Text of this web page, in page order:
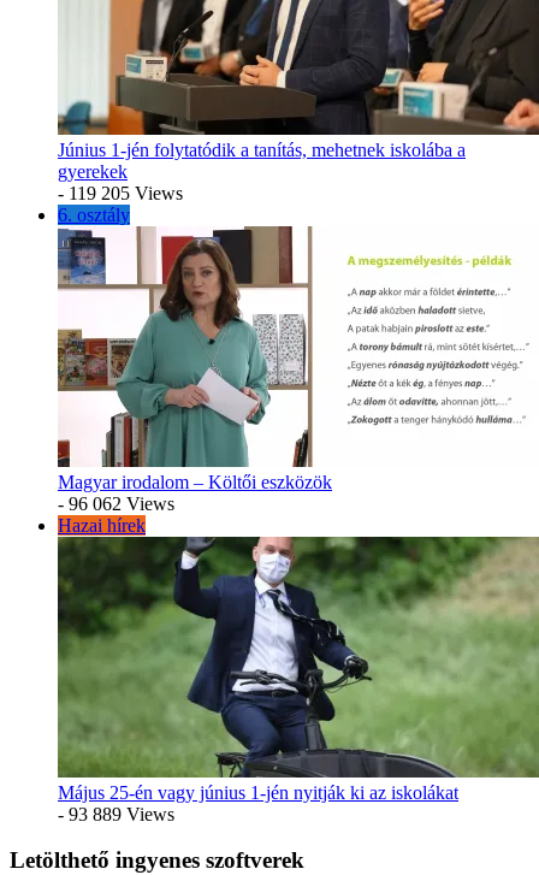
Június 1-jén folytatódik a tanítás, mehetnek iskolába a
gyerekek
- 119 205 Views
6. osztály
Magyar irodalom – Költői eszközök
- 96 062 Views
Hazai hírek
Május 25-én vagy június 1-jén nyitják ki az iskolákat
- 93 889 Views
Letölthető ingyenes szoftverek